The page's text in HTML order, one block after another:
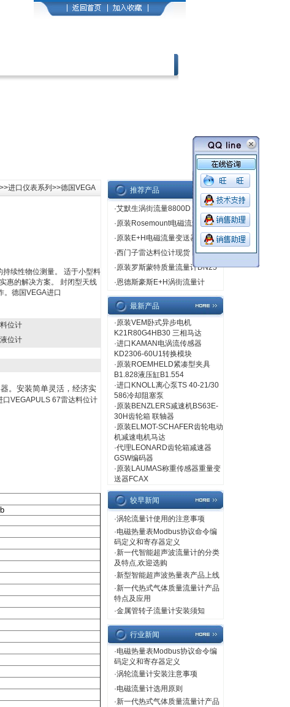
进口仪表系列 >>德国VEGA
续性物位测量。 适于小型料
惠的解决方案。 封闭型天线
。德国VEGA进口
位计
位计
。安装简单灵活，经济实
口VEGAPULS 67雷达料位计
推荐产品
·艾默生涡街流量8800D
·原装Rosemount电磁流量计
·原装E+H电磁流量变送器
·西门子雷达料位计现货
·原装罗斯蒙特质量流量计DN25
·恩德斯豪斯E+H涡街流量计
最新产品
·原装VEM卧式异步电机
K21R80G4HB30 三相马达
·进口KAMAN电涡流传感器
KD2306-60U1转换模块
·原装ROEMHELD紧凑型夹具
B1.828液压缸B1.554
·进口KNOLL离心泵TS 40-21/30
586冷却阻塞泵
·原装BENZLERS减速机BS63E-
30H齿轮箱 联轴器
·原装ELMOT-SCHAFER齿轮电动
机减速电机马达
·代理LEONARD齿轮箱减速器
GSW编码器
·原装LAUMAS称重传感器重量变
送器FCAX
较早新闻
·涡轮流量计使用的注意事项
·电磁热量表Modbus协议命令编
码定义和寄存器定义
·新一代智能超声波流量计的分类
及特点,欢迎选购
·新型智能超声波热量表产品上线
·新一代热式气体质量流量计产品
特点及应用
·金属管转子流量计安装须知
行业新闻
·电磁热量表Modbus协议命令编
码定义和寄存器定义
·涡轮流量计安装注意事项
·电磁流量计选用原则
·新一代热式气体质量流量计产品